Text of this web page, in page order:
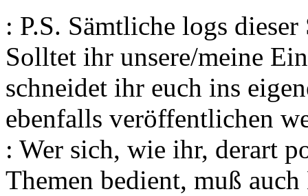
: P.S. Sämtliche logs
Solltet ihr unsere/meine
schneidet ihr euch ins
ebenfalls veröffentlichen
: Wer sich, wie ihr, derart
Themen bedient, muß